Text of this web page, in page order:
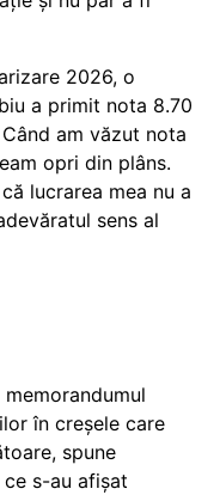
2026, o
a primit nota 8.70
am văzut nota
opri din plâns.
lucrarea mea nu a
sens al
în creșele care
spune
s-au afișat